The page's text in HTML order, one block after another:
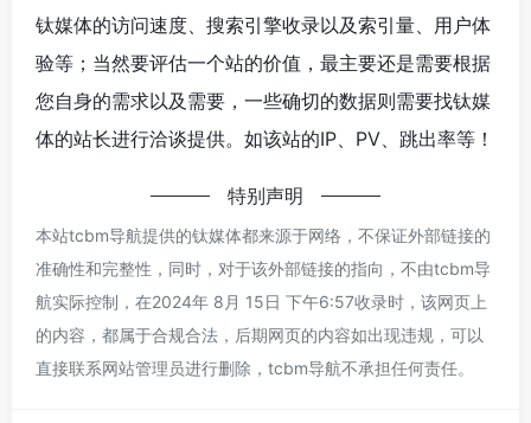
钛媒体的访问速度、搜索引擎收录以及索引量、用户体
验等；当然要评估一个站的价值，最主要还是需要根据
您自身的需求以及需要，一些确切的数据则需要找钛媒
体的站长进行洽谈提供。如该站的IP、PV、跳出率等！
特别声明
本站tcbm导航提供的钛媒体都来源于网络，不保证外部链接的
准确性和完整性，同时，对于该外部链接的指向，不由tcbm导
航实际控制，在2024年 8月 15日 下午6:57收录时，该网页上
的内容，都属于合规合法，后期网页的内容如出现违规，可以
直接联系网站管理员进行删除，tcbm导航不承担任何责任。